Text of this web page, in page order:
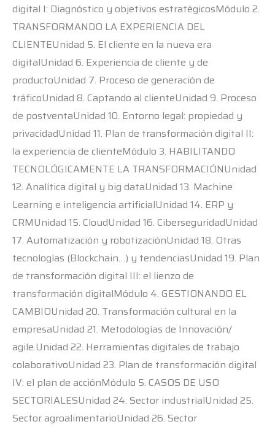
digital I: Diagnóstico y objetivos estratégicosMódulo 2.
TRANSFORMANDO LA EXPERIENCIA DEL
CLIENTEUnidad 5. El cliente en la nueva era
digitalUnidad 6. Experiencia de cliente y de
productoUnidad 7. Proceso de generación de
tráficoUnidad 8. Captando al clienteUnidad 9. Proceso
de postventaUnidad 10. Entorno legal: propiedad y
privacidadUnidad 11. Plan de transformación digital II:
la experiencia de clienteMódulo 3. HABILITANDO
TECNOLÓGICAMENTE LA TRANSFORMACIÓNUnidad
12. Analítica digital y big dataUnidad 13. Machine
Learning e inteligencia artificialUnidad 14. ERP y
CRMUnidad 15. CloudUnidad 16. CiberseguridadUnidad
17. Automatización y robotizaciónUnidad 18. Otras
tecnologías (Blockchain…) y tendenciasUnidad 19. Plan
de transformación digital III: el lienzo de
transformación digitalMódulo 4. GESTIONANDO EL
CAMBIOUnidad 20. Transformación cultural en la
empresaUnidad 21. Metodologías de Innovación/
agile.Unidad 22. Herramientas digitales de trabajo
colaborativoUnidad 23. Plan de transformación digital
IV: el plan de acciónMódulo 5. CASOS DE USO
SECTORIALESUnidad 24. Sector industrialUnidad 25.
Sector agroalimentarioUnidad 26. Sector